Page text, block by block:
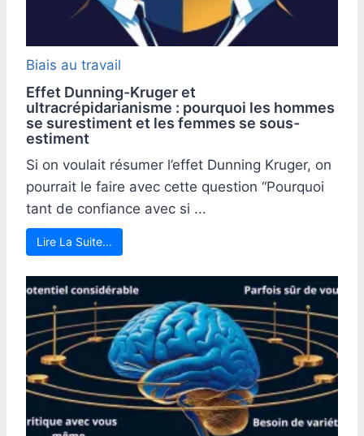
Biais au travail
Effet Dunning-Kruger et
ultracrépidarianisme : pourquoi les hommes
se surestiment et les femmes se sous-
estiment
Si on voulait résumer l’effet Dunning Kruger, on
pourrait le faire avec cette question “Pourquoi
tant de confiance avec si ...
Lire La Suite…